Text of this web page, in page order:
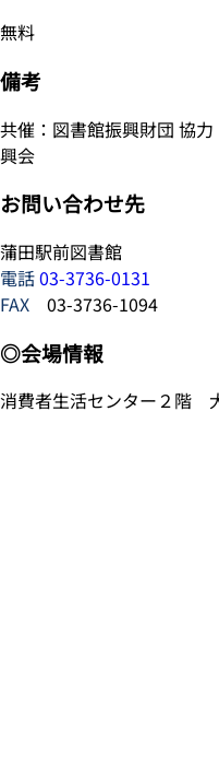
無料
備考
共催：図書館振興財団 協
興会
お問い合わせ先
蒲田駅前図書館
電話03-3736-0131
FAX 03-3736-1094
◎会場情報
消費者生活センター２階